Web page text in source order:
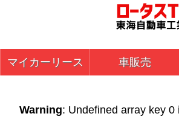
マイカーリース 車販売
Warning: Undefined array key 0